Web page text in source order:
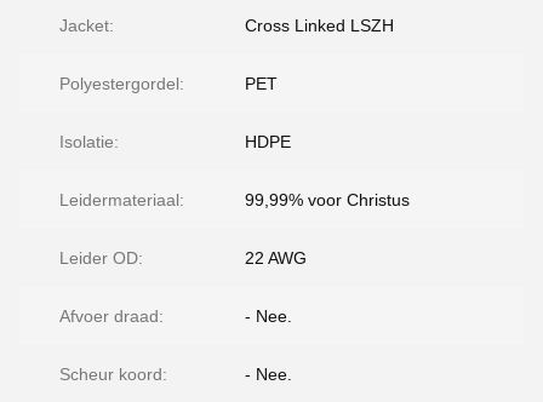
Jacket: Cross Linked LSZH
Polyestergordel: PET
Isolatie: HDPE
Leidermateriaal: 99,99% voor Christus
Leider OD: 22 AWG
Afvoer draad: - Nee.
Scheur koord: - Nee.